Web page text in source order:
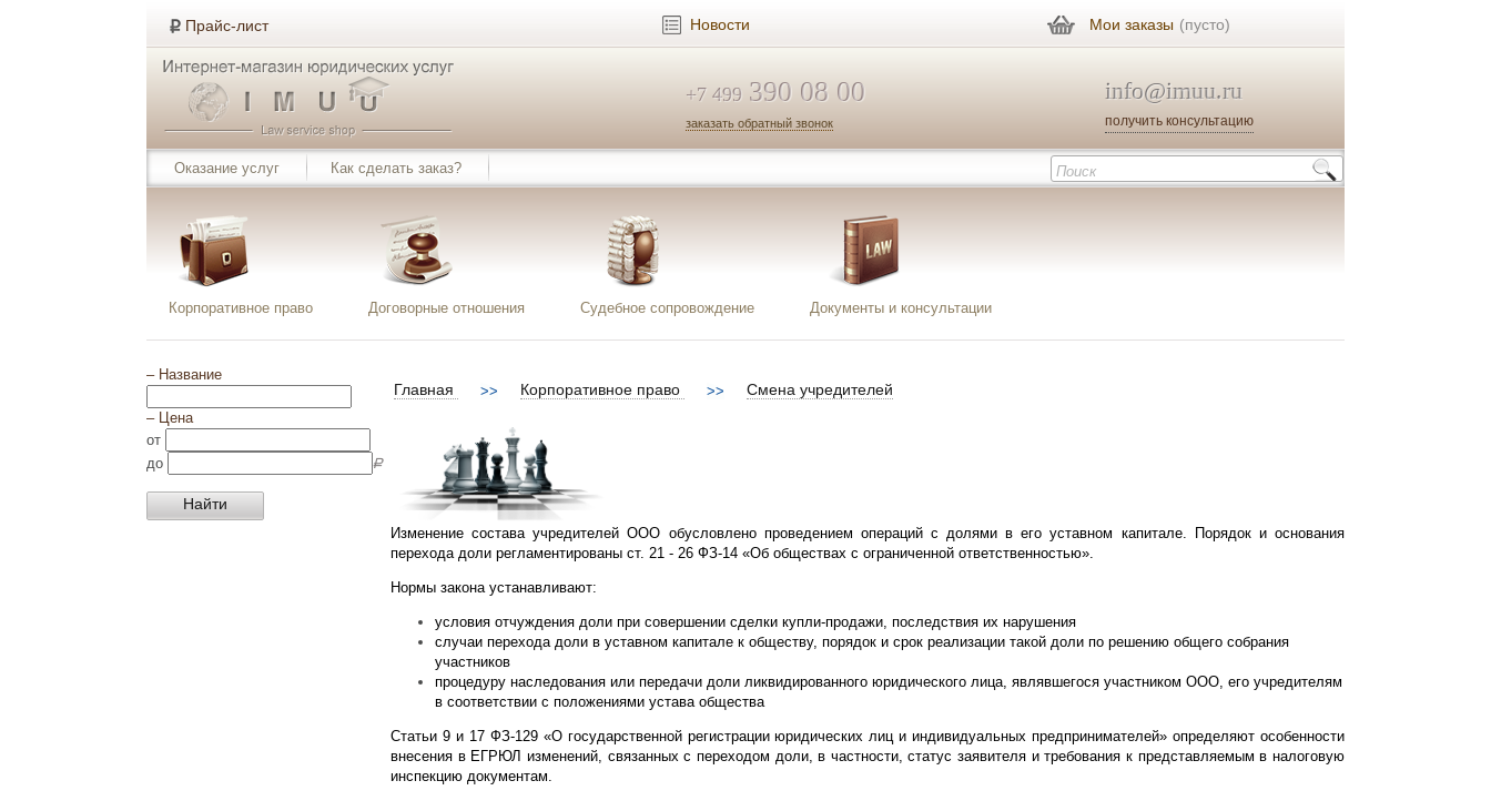
Прайс-лист Новости Мои заказы (пусто)
+7 499 390 08 00
заказать обратный звонок
info@imuu.ru
получить консультацию
Оказание услуг Как сделать заказ?
Корпоративное право Договорные отношения Судебное сопровождение Документы и консультации
–Название
–Цена
от
до
Р
Главная Корпоративное право Смена учредителей
Изменение состава учредителей ООО обусловлено проведением операций с долями в его уставном капитале. Порядок и основания
перехода доли регламентированы ст. 21 - 26 ФЗ-14 «Об обществах с ограниченной ответственностью».
Нормы закона устанавливают:
условия отчуждения доли при совершении сделки купли-продажи, последствия их нарушения
случаи перехода доли в уставном капитале к обществу, порядок и срок реализации такой доли по решению общего собрания
участников
процедуру наследования или передачи доли ликвидированного юридического лица, являвшегося участником ООО, его учредителям
в соответствии с положениями устава общества
Статьи 9 и 17 ФЗ-129 «О государственной регистрации юридических лиц и индивидуальных предпринимателей» определяют особенности
внесения в ЕГРЮЛ изменений, связанных с переходом доли, в частности, статус заявителя и требования к представляемым в налоговую
инспекцию документам.